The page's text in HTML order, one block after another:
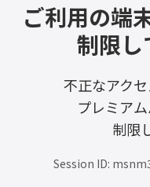
ご利用の端
制限し
不正なアクセ
プレミア
制限
Session ID: